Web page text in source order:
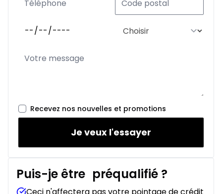
Recevez nos nouvelles et promotions
Je veux l'essayer
Puis-je être préqualifié ?